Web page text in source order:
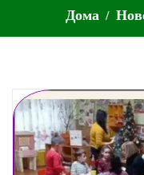
Дома